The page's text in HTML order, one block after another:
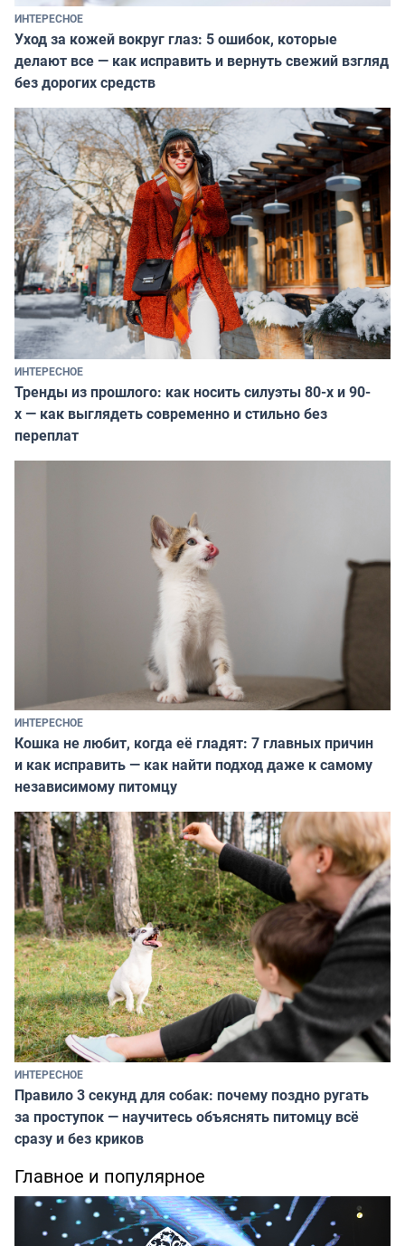
ИНТЕРЕСНОЕ
Уход за кожей вокруг глаз: 5 ошибок, которые
делают все — как исправить и вернуть свежий взгляд
без дорогих средств
ИНТЕРЕСНОЕ
Тренды из прошлого: как носить силуэты 80-х и 90-
х — как выглядеть современно и стильно без
переплат
ИНТЕРЕСНОЕ
Кошка не любит, когда её гладят: 7 главных причин
и как исправить — как найти подход даже к самому
независимому питомцу
ИНТЕРЕСНОЕ
Правило 3 секунд для собак: почему поздно ругать
за проступок — научитесь объяснять питомцу всё
сразу и без криков
Главное и популярное